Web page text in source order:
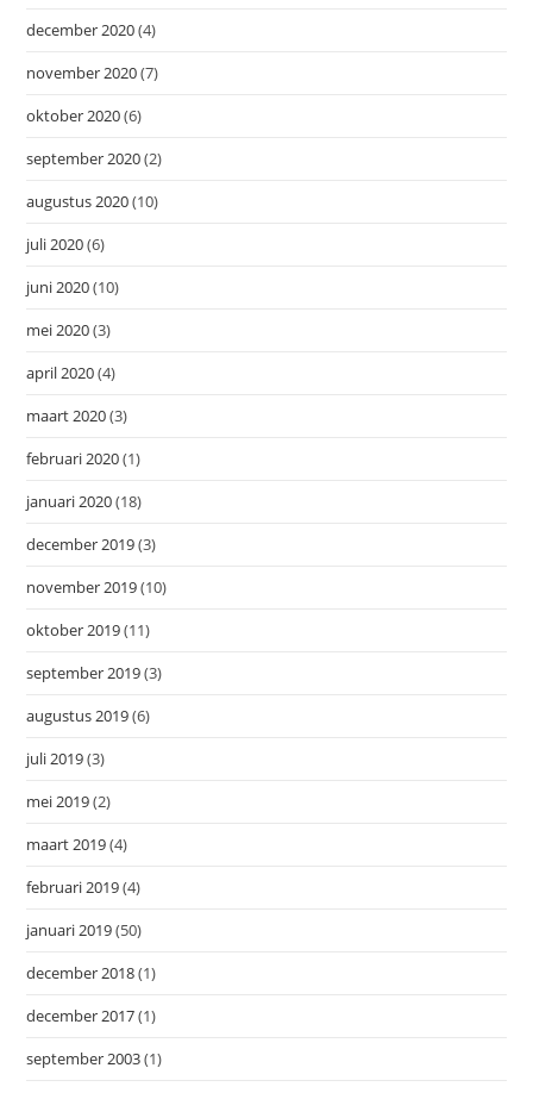
december 2020(4)
november 2020(7)
oktober 2020(6)
september 2020(2)
augustus 2020(10)
juli 2020(6)
juni 2020(10)
mei 2020(3)
april 2020(4)
maart 2020(3)
februari 2020(1)
januari 2020(18)
december 2019(3)
november 2019(10)
oktober 2019(11)
september 2019(3)
augustus 2019(6)
juli 2019(3)
mei 2019(2)
maart 2019(4)
februari 2019(4)
januari 2019(50)
december 2018(1)
december 2017(1)
september 2003(1)